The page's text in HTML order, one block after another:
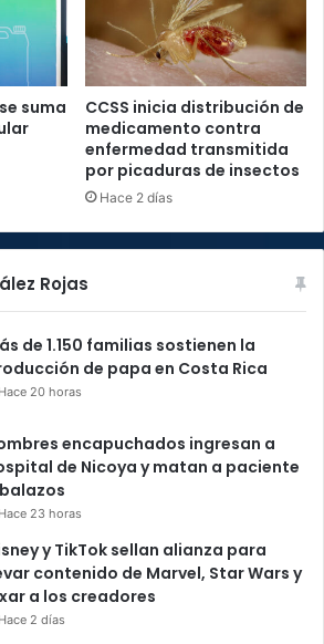
suma
CCSS inicia distribución de
medicamento contra
enfermedad transmitida
por picaduras de insectos
Hace 2 días
Rojas
de 1.150 familias sostienen la
de papa en Costa Rica
Hace 20 horas
encapuchados ingresan a
de Nicoya y matan a paciente
Hace 23 horas
y TikTok sellan alianza para
contenido de Marvel, Star Wars y
a los creadores
Hace 2 días